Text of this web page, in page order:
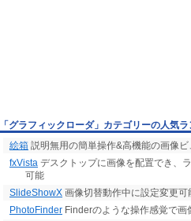
「グラフィックローダ」カテゴリーの人気
絵箱 説明無用の簡単操作&高機能の画像
fxVista デスクトップに画像を配置でき、
可能
SlideShowX 画像切替動作中に設定変更
PhotoFinder Finderのような操作感覚で